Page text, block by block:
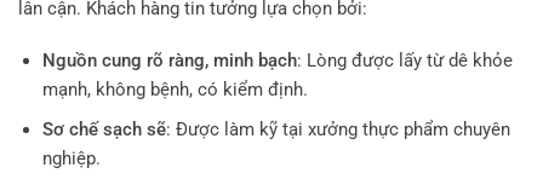
lân cận. Khách hàng tin tưởng lựa chọn bởi:
Nguồn cung rõ ràng, minh bạch: Lòng được lấy từ dê khỏe
mạnh, không bệnh, có kiểm định.
Sơ chế sạch sẽ: Được làm kỹ tại xưởng thực phẩm chuyên
nghiệp.